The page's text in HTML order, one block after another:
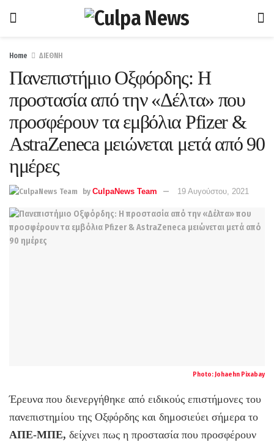
Home ΔΙΕΘΝΗ
Πανεπιστήμιο Οξφόρδης: Η
προστασία από την «Δέλτα» που
προσφέρουν τα εμβόλια Pfizer &
AstraZeneca μειώνεται μετά από 90
ημέρες
by CulpaNews Team 19 Αυγούστου, 2021
Photo:Johaehn Pixabay
Έρευνα που διενεργήθηκε από ειδικούς επιστήμονες του
πανεπιστημίου της Οξφόρδης και δημοσιεύει σήμερα το
ΑΠΕ-ΜΠΕ, δείχνει πως η προστασία που προσφέρουν